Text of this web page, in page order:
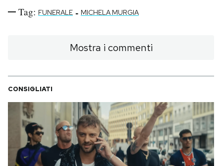
Tag: FUNERALE - MICHELA MURGIA
Mostra i commenti
CONSIGLIATI